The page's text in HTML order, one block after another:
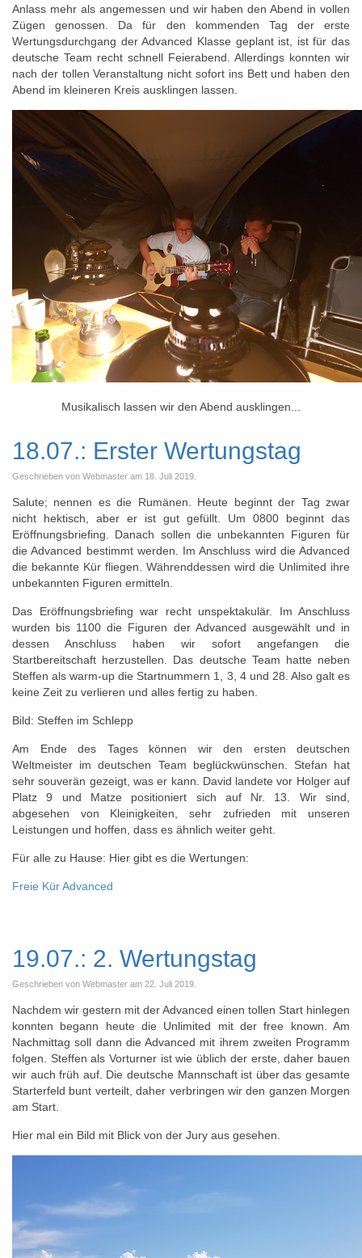
Anlass mehr als angemessen und wir haben den Abend in vollen
Zügen genossen. Da für den kommenden Tag der erste
Wertungsdurchgang der Advanced Klasse geplant ist, ist für das
deutsche Team recht schnell Feierabend. Allerdings konnten wir
nach der tollen Veranstaltung nicht sofort ins Bett und haben den
Abend im kleineren Kreis ausklingen lassen.
Musikalisch lassen wir den Abend ausklingen...
18.07.: Erster Wertungstag
Geschrieben von Webmaster am 18. Juli 2019
Salute; nennen es die Rumänen. Heute beginnt der Tag zwar
nicht hektisch, aber er ist gut gefüllt. Um 0800 beginnt das
Eröffnungsbriefing. Danach sollen die unbekannten Figuren für
die Advanced bestimmt werden. Im Anschluss wird die Advanced
die bekannte Kür fliegen. Währenddessen wird die Unlimited ihre
unbekannten Figuren ermitteln.
Das Eröffnungsbriefing war recht unspektakulär. Im Anschluss
wurden bis 1100 die Figuren der Advanced ausgewählt und in
dessen Anschluss haben wir sofort angefangen die
Startbereitschaft herzustellen. Das deutsche Team hatte neben
Steffen als warm-up die Startnummern 1, 3, 4 und 28. Also galt es
keine Zeit zu verlieren und alles fertig zu haben.
Bild: Steffen im Schlepp
Am Ende des Tages können wir den ersten deutschen
Weltmeister im deutschen Team beglückwünschen. Stefan hat
sehr souverän gezeigt, was er kann. David landete vor Holger auf
Platz 9 und Matze positioniert sich auf Nr. 13. Wir sind,
abgesehen von Kleinigkeiten, sehr zufrieden mit unseren
Leistungen und hoffen, dass es ähnlich weiter geht.
Für alle zu Hause: Hier gibt es die Wertungen:
Freie Kür Advanced
19.07.: 2. Wertungstag
Geschrieben von Webmaster am 22. Juli 2019
Nachdem wir gestern mit der Advanced einen tollen Start hinlegen
konnten begann heute die Unlimited mit der free known. Am
Nachmittag soll dann die Advanced mit ihrem zweiten Programm
folgen. Steffen als Vorturner ist wie üblich der erste, daher bauen
wir auch früh auf. Die deutsche Mannschaft ist über das gesamte
Starterfeld bunt verteilt, daher verbringen wir den ganzen Morgen
am Start.
Hier mal ein Bild mit Blick von der Jury aus gesehen.